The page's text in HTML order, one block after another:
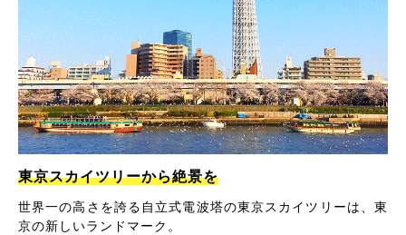
東京スカイツリーから絶景を
世界一の高さを誇る自立式電波塔の東京スカイツリーは、東
京の新しいランドマーク。